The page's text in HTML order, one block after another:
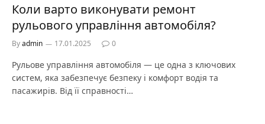
Коли варто виконувати ремонт
рульового управління автомобіля?
Byadmin 17.01.2025 0
Рульове управління автомобіля — це одна з ключових
систем, яка забезпечує безпеку і комфорт водія та
пасажирів. Від її справності…